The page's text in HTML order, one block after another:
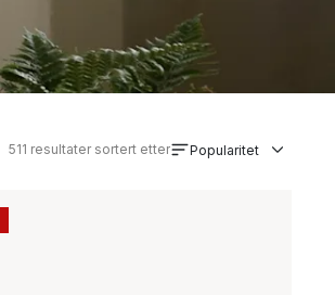
511 resultater sortert etter Popularitet